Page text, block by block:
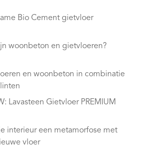
Bio Cement gietvloer
woonbeton en gietvloeren?
en woonbeton in combinatie
Lavasteen Gietvloer PREMIUM
interieur een metamorfose met
vloer